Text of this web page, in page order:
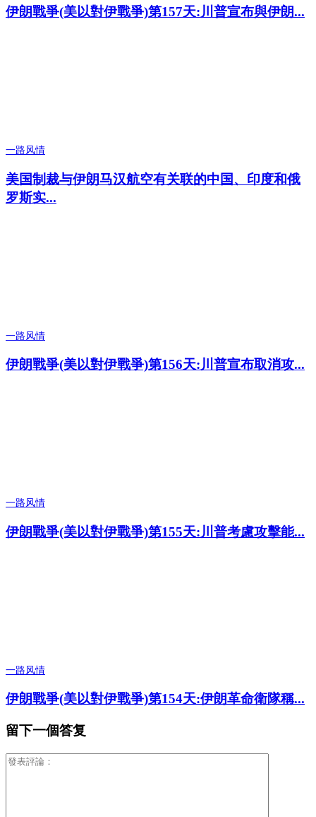
伊朗戰爭(美以對伊戰爭)第157天:川普宣布與伊朗...
一路风情
美国制裁与伊朗马汉航空有关联的中国、印度和俄
罗斯实...
一路风情
伊朗戰爭(美以對伊戰爭)第156天:川普宣布取消攻...
一路风情
伊朗戰爭(美以對伊戰爭)第155天:川普考慮攻擊能...
一路风情
伊朗戰爭(美以對伊戰爭)第154天:伊朗革命衛隊稱...
留下一個答复